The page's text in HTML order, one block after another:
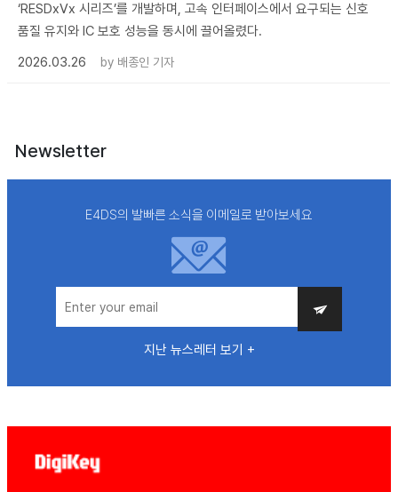
‘RESDxVx 시리즈’를 개발하며, 고속 인터페이스에서 요구되는 신호
품질 유지와 IC 보호 성능을 동시에 끌어올렸다.
2026.03.26
by 배종인 기자
Newsletter
E4DS의 발빠른 소식을 이메일로 받아보세요
지난 뉴스레터 보기 +